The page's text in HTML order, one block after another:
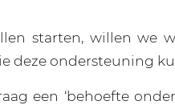
starten, willen we
deze ondersteuning
een ‘behoefte